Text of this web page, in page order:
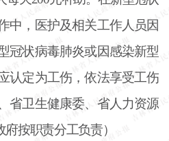
中，医护及相关工作人员因
冠状病毒肺炎或因感染新型
认定为工伤，依法享受工伤
省卫生健康委、省人力资源
按职责分工负责）